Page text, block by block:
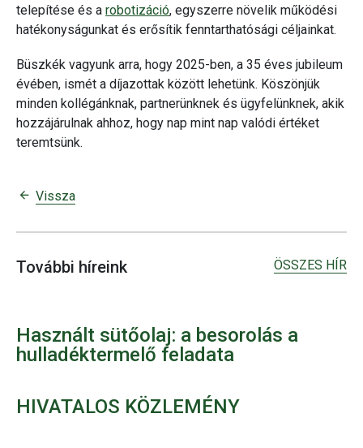
telepítése és a robotizáció, egyszerre növelik működési
hatékonyságunkat és erősítik fenntarthatósági céljainkat.
Büszkék vagyunk arra, hogy 2025-ben, a 35 éves jubileum
évében, ismét a díjazottak között lehetünk. Köszönjük
minden kollégánknak, partnerünknek és ügyfelünknek, akik
hozzájárulnak ahhoz, hogy nap mint nap valódi értéket
teremtsünk.
Vissza
További híreink ÖSSZES HÍR
Használt sütőolaj: a besorolás a
hulladéktermelő feladata
HIVATALOS KÖZLEMÉNY